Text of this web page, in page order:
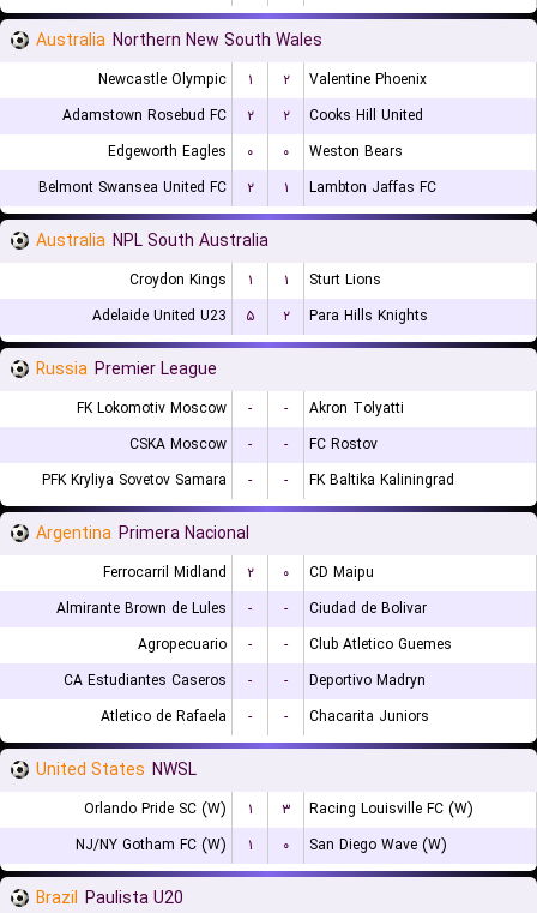
Australia Northern New South Wales
Newcastle Olympic ۱ ۲
Valentine Phoenix
Adamstown Rosebud FC
۲ ۲
Cooks Hill United
Edgeworth Eagles
۰ ۰
Weston Bears
Belmont Swansea United FC
۲ ۱ Lambton Jaffas FC
Australia NPL South Australia
Croydon Kings ۱ ۱
Sturt Lions
Adelaide United U23
۵ ۲ Para Hills Knights
Russia Premier League
FK Lokomotiv Moscow - -
Akron Tolyatti
CSKA Moscow
- -
FC Rostov
PFK Kryliya Sovetov Samara
- - FK Baltika Kaliningrad
Argentina Primera Nacional
Ferrocarril Midland ۲ ۰
CD Maipu
Almirante Brown de Lules
- -
Ciudad de Bolivar
Agropecuario
- -
Club Atletico Guemes
CA Estudiantes Caseros
- -
Deportivo Madryn
Atletico de Rafaela
- - Chacarita Juniors
United States NWSL
Orlando Pride SC (W) ۱ ۳
Racing Louisville FC (W)
NJ/NY Gotham FC (W)
۱ ۰ San Diego Wave (W)
Brazil Paulista U20